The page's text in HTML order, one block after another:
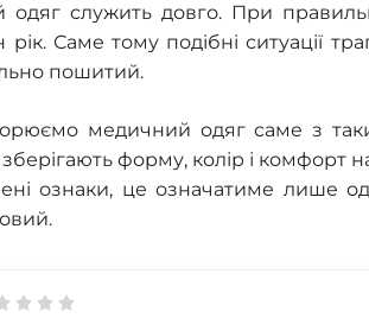
служить довго. При
рік. Саме тому подібні ситуації
пошитий.
медичний одяг саме з
форму, колір і комфорт
ознаки, це означатиме лише